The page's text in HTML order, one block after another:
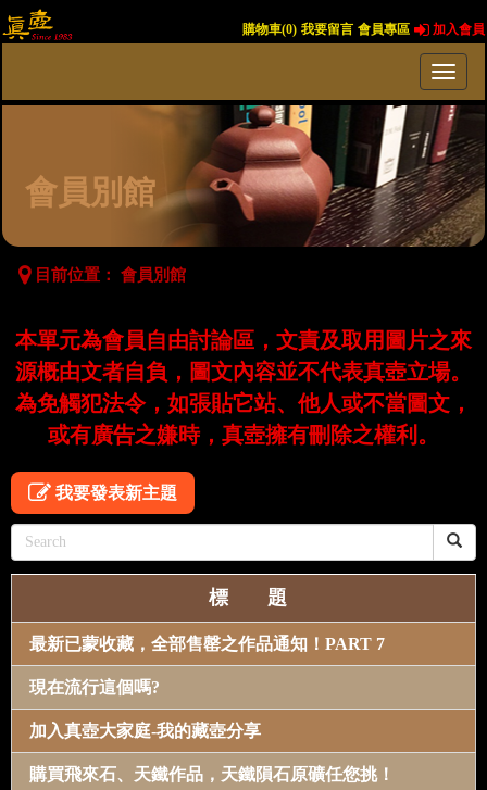
購物車(0) 我要留言 會員專區 加入會員
會員別館
目前位置：會員別館
本單元為會員自由討論區，文責及取用圖片之來
源概由文者自負，圖文內容並不代表真壺立場。
為免觸犯法令，如張貼它站、他人或不當圖文，
或有廣告之嫌時，真壺擁有刪除之權利。
我要發表新主題
標 題
最新已蒙收藏，全部售罄之作品通知！PART 7
現在流行這個嗎?
加入真壺大家庭-我的藏壺分享
購買飛來石、天鐵作品，天鐵隕石原礦任您挑！